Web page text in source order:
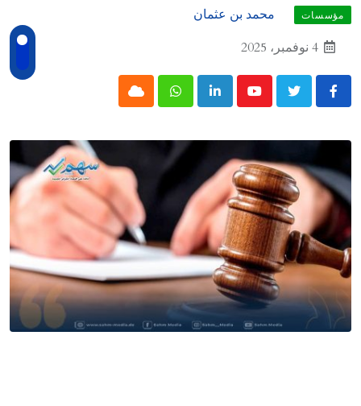
مؤسسات
محمد بن عثمان
4 نوفمبر، 2025
Youtube
LinkedIn
Whatsapp
Cloud